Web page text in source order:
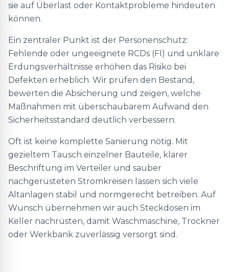
sie auf Überlast oder Kontaktprobleme hindeuten
können.
Ein zentraler Punkt ist der Personenschutz:
Fehlende oder ungeeignete RCDs (FI) und unklare
Erdungsverhältnisse erhöhen das Risiko bei
Defekten erheblich. Wir prüfen den Bestand,
bewerten die Absicherung und zeigen, welche
Maßnahmen mit überschaubarem Aufwand den
Sicherheitsstandard deutlich verbessern.
Oft ist keine komplette Sanierung nötig. Mit
gezieltem Tausch einzelner Bauteile, klarer
Beschriftung im Verteiler und sauber
nachgerüsteten Stromkreisen lassen sich viele
Altanlagen stabil und normgerecht betreiben. Auf
Wunsch übernehmen wir auch Steckdosen im
Keller nachrüsten, damit Waschmaschine, Trockner
oder Werkbank zuverlässig versorgt sind.